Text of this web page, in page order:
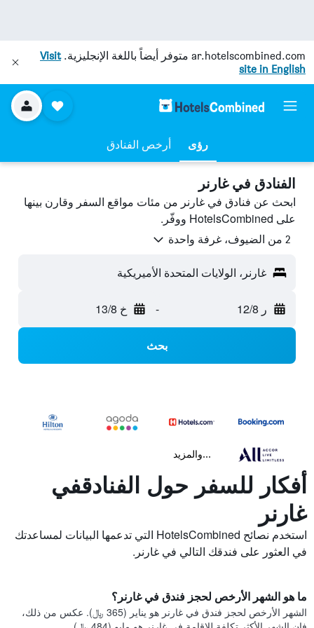
ar.hotelscombined.com متوفر أيضاً باللغة الإنجليزية.Visit
site in English
رؤى أرخص الفنادق
الفنادق في غارنر
ابحث عن فنادق في غارنر من مئات مواقع السفر وقارن بينها
على HotelsCombined ووفّر.
2 من الضيوف، غرفة واحدة
غارنر، الولايات المتحدة الأميريكية
ر 12/8 - خ 13/8
بحث
...والمزيد
أفكار للسفر حول الفنادقفي
غارنر
استخدم نصائح HotelsCombined التي تدعمها البيانات لمساعدتك
في العثور على فندقك التالي في غارنر.
ما هو الشهر الأرخص لحجز فندق في غارنر؟
الشهر الأرخص لحجز فندق في غارنر هو يناير (365 ﷼). عكس من ذلك،